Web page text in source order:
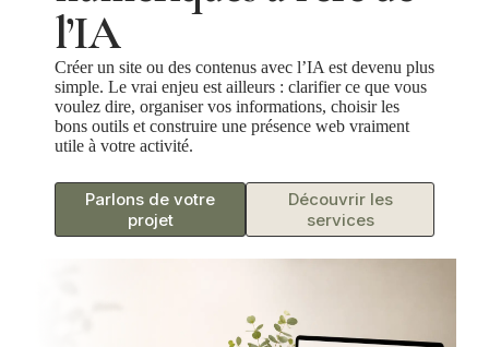
l’IA
Créer un site ou des contenus avec l’IA est devenu plus
simple. Le vrai enjeu est ailleurs : clarifier ce que vous
voulez dire, organiser vos informations, choisir les
bons outils et construire une présence web vraiment
utile à votre activité.
Parlons de votre
projet
Découvrir les
services